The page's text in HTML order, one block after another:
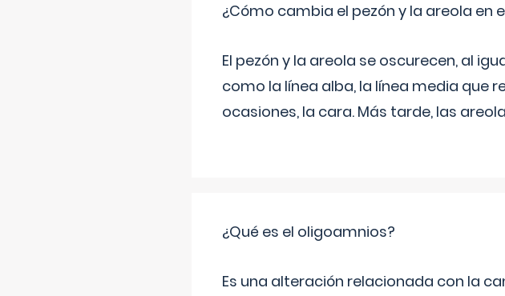
¿Cómo cambia el pezón y la areola en
El pezón y la areola se oscurecen, al
como la línea alba, la línea media que
ocasiones, la cara. Más tarde, las
¿Qué es el oligoamnios?
Es una alteración relacionada con la